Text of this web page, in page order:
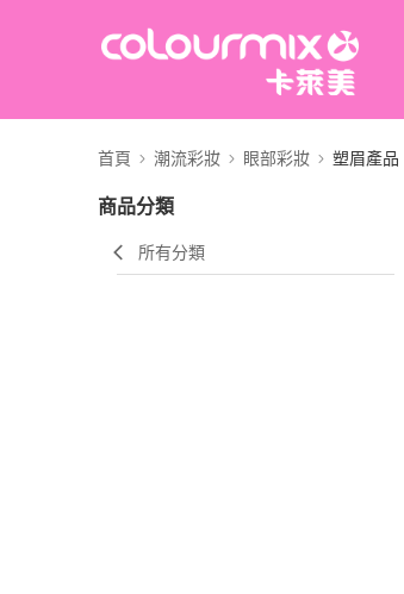
首頁 潮流彩妝 眼部彩妝 塑眉產品
商品分類
所有分類